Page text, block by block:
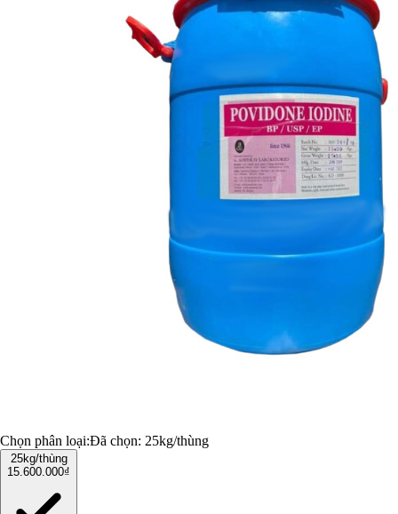
Chọn phân loại:Đã chọn: 25kg/thùng
25kg/thùng
15.600.000₫